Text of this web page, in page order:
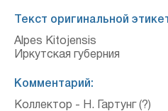
Текст оригинальной
Alpes Kitojensis
Иркутская губерния
Комментарий:
Коллектор - Н. Гартунг (?)